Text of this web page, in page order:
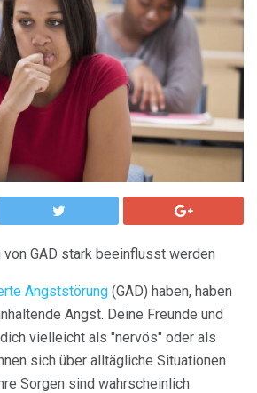
von GAD stark beeinflusst werden
Angststörung (GAD) haben, haben
Angst. Deine Freunde und
vielleicht als "nervös" oder als
sich über alltägliche Situationen
Sorgen sind wahrscheinlich